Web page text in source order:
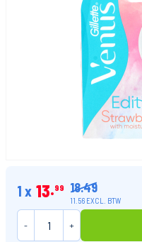
1 x 13 99 18.49
11.56 EXCL. BTW
-
+